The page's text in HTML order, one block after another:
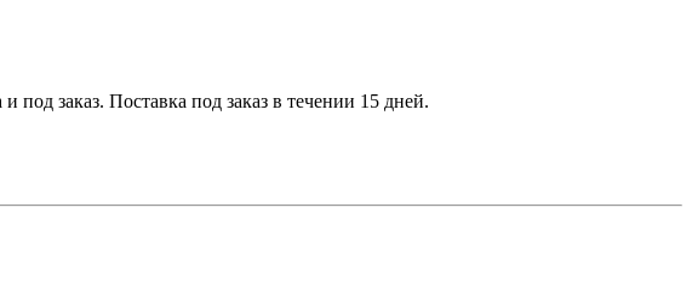
заказ. Поставка под заказ в течении 15 дней.